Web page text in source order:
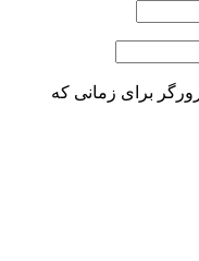
برای زمانی که